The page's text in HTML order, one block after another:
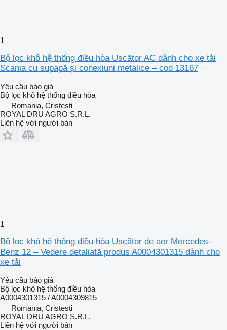
1
Bộ lọc khô hệ thống điều hòa Uscător AC dành cho xe tải
Scania cu supapă și conexiuni metalice – cod 13167
Yêu cầu báo giá
Bộ lọc khô hệ thống điều hòa
Romania, Cristesti
ROYAL DRU AGRO S.R.L.
Liên hệ với người bán
1
Bộ lọc khô hệ thống điều hòa Uscător de aer Mercedes-
Benz 12 – Vedere detaliată produs A0004301315 dành cho
xe tải
Yêu cầu báo giá
Bộ lọc khô hệ thống điều hòa
A0004301315 / A0004309815
Romania, Cristesti
ROYAL DRU AGRO S.R.L.
Liên hệ với người bán